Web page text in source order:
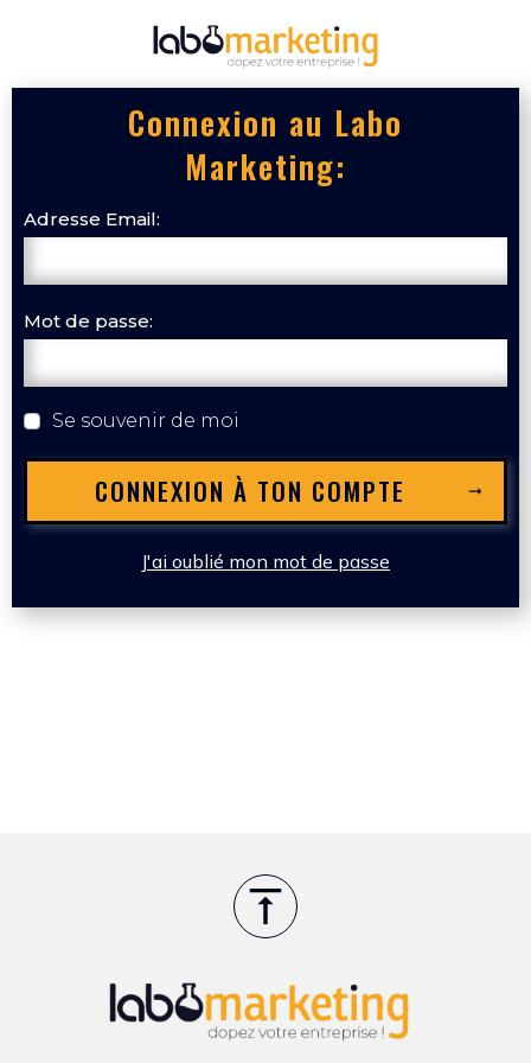
Connexion au Labo
Marketing:
Adresse Email:
Mot de passe:
Se souvenir de moi
CONNEXION À TON COMPTE
J'ai oublié mon mot de passe